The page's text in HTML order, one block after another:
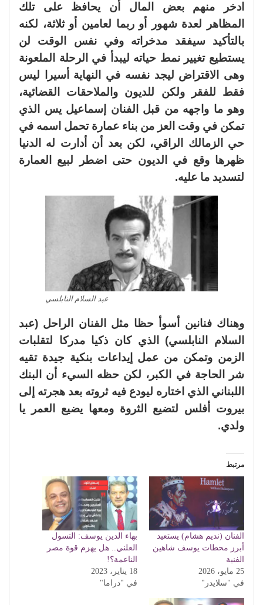
ادخر منهم بعض المال أن يحافظ على تلك
المظاهر لعدة شهور أو ربما لعامين أو ثلاثة، لكنه
بالتأكيد سيفقد مدخراته وفي نفس الوقت لن
يستطيع تغيير نمط حياته ليبدأ في الرحلة الملعونة
وهى الاقتراض ليجد نفسه في النهاية أسيرا ليس
فقط للفقر ولكن للديون والملاحقات القضائية،
وهو ما واجهه من قبل الفنان إسماعيل يس الذي
تمكن في وقت العز من بناء عمارة تحمل اسمه في
حي الزمالك الراقي، لكن بعد أن أدارت له الدنيا
ظهرها وقع في الديون حتى اضطر لبيع العمارة
لتسديد ما عليه.
عبد السلام النابلسي
وهناك فنانين أسوأ حظا مثل الفنان الراحل (عبد
السلام النابلسي) الذي كان ذكيا مدركا لتقلبات
الزمن وتمكن من عمل إيداعات بنكية جيدة تقيه
شر الحاجة في الكبر، لكن حظه السيء أن البنك
اللبناني الذي اختاره ليودع فيه ثروته بعد هجرته إلى
بيروت أفلس لتضيع الثروة ومعها يضيع العمر يا
ولدي.
مرتبط
الفنان (نديم هشام) يستعيد
أبرز محطات يوسف شاهين
الفنية
25 مايو، 2026
في "سلايدر"
بهاء الدين يوسف: التسول
العلني.. هل يهزم قوة مصر
الناعمة؟!
18 يناير، 2023
في "دراما"